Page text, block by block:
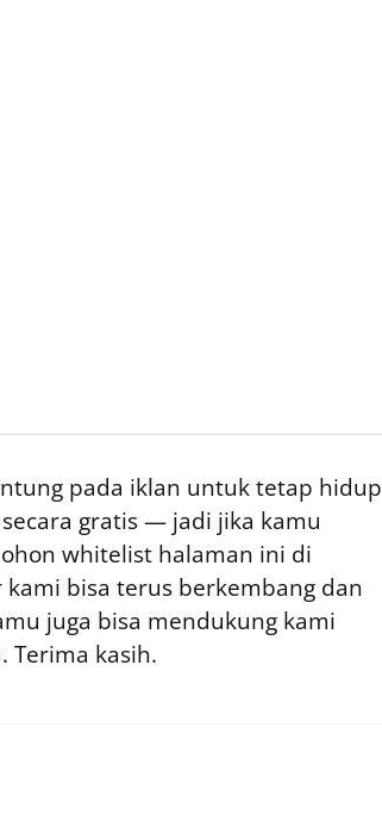
pada iklan untuk tetap hidup
gratis — jadi jika kamu
whitelist halaman ini di
bisa terus berkembang dan
juga bisa mendukung kami
. Terima kasih.